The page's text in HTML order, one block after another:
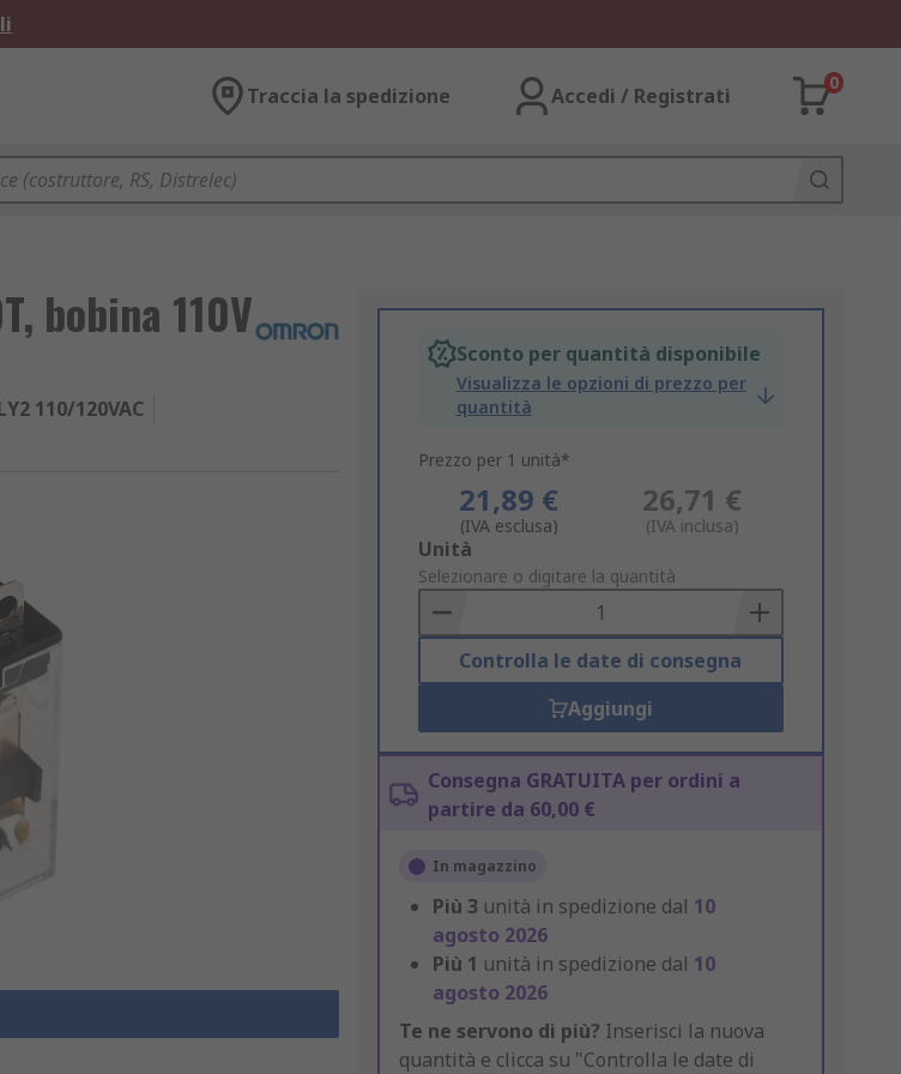
Traccia la spedizione Accedi / Registrati
0
bobina 110V
110/120VAC
Sconto per quantità disponibile
Visualizza le opzioni di prezzo per
quantità
Prezzo per 1 unità*
21,89 €
(IVA esclusa)
26,71 €
(IVA inclusa)
Add
to
Basket
Unità
Selezionare o digitare la quantità
Controlla le date di consegna
Aggiungi
Consegna GRATUITA per ordini a
partire da 60,00 €
In magazzino
Più 3 unità in spedizione dal 10
agosto 2026
Più 1 unità in spedizione dal 10
agosto 2026
Te ne servono di più? Inserisci la nuova
quantità e clicca su "Controlla le date di